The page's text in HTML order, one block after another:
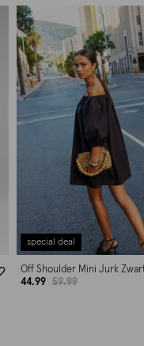
special deal
Off Shoulder Mini Jurk
44.99
59.99